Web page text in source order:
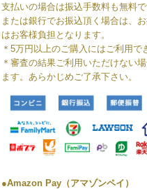
支払いの場合は振込手数料も無料
または銀行でお振込頂く場合は、
はお客様負担となります。
＊5万円以上のご購入にはご利用で
＊審査の結果ご利用いただけない
ます。あらかじめご了承下さい。
●Amazon Pay（アマゾンペイ）